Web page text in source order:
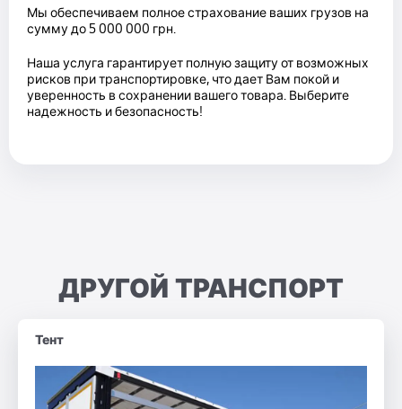
Мы обеспечиваем полное страхование ваших грузов на
сумму до 5 000 000 грн.
Наша услуга гарантирует полную защиту от возможных
рисков при транспортировке, что дает Вам покой и
уверенность в сохранении вашего товара. Выберите
надежность и безопасность!
ДРУГОЙ ТРАНСПОРТ
Тент